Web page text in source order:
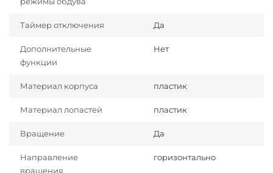
Таймер отключения Да
Дополнительные
функции
Нет
Материал корпуса пластик
Материал лопастей пластик
Вращение Да
Направление
вращения
горизонтально